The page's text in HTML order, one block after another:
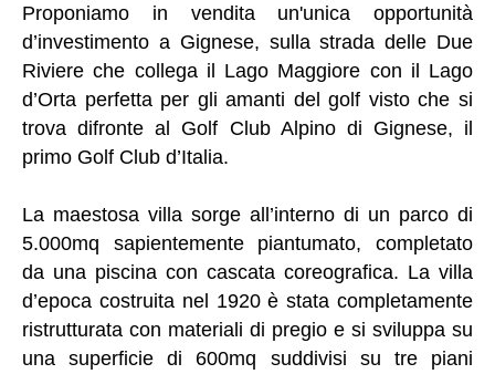
Proponiamo in vendita un'unica opportunità
d’investimento a Gignese, sulla strada delle Due
Riviere che collega il Lago Maggiore con il Lago
d’Orta perfetta per gli amanti del golf visto che si
trova difronte al Golf Club Alpino di Gignese, il
primo Golf Club d’Italia.
La maestosa villa sorge all’interno di un parco di
5.000mq sapientemente piantumato, completato
da una piscina con cascata coreografica. La villa
d’epoca costruita nel 1920 è stata completamente
ristrutturata con materiali di pregio e si sviluppa su
una superficie di 600mq suddivisi su tre piani